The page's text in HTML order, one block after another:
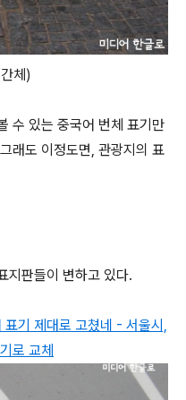
체)
수 있는 중국어 번체 표기만
래도 이정도면, 관광지의 표
지판들이 변하고 있다.
기 제대로 고쳤네 - 서울시,
로 교체